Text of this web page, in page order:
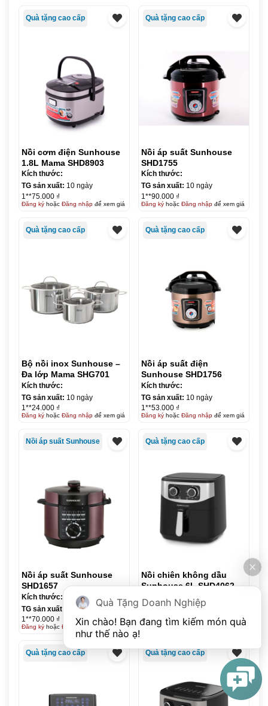
Quà tặng cao cấp
Nồi cơm điện Sunhouse
1.8L Mama SHD8903
Kích thước:
TG sản xuất: 10 ngày
1**75.000 ₫
Đăng kýhoặc Đăng nhậpđể xem giá
Quà tặng cao cấp
Nồi áp suất Sunhouse
SHD1755
Kích thước:
TG sản xuất: 10 ngày
1**90.000 ₫
Đăng kýhoặc Đăng nhậpđể xem giá
Quà tặng cao cấp
Bộ nồi inox Sunhouse –
Đa lớp Mama SHG701
Kích thước:
TG sản xuất: 10 ngày
1**24.000 ₫
Đăng kýhoặc Đăng nhậpđể xem giá
Quà tặng cao cấp
Nồi áp suất điện
Sunhouse SHD1756
Kích thước:
TG sản xuất: 10 ngày
1**53.000 ₫
Đăng kýhoặc Đăng nhậpđể xem giá
Nồi áp suất Sunhouse
Nồi áp suất Sunhouse
SHD1657
Kích thước:
TG sản xuất:
10 ngày
1**70.000 ₫
Đăng kýhoặc Đăng nhập để xem giá
Quà tặng cao cấp
Nồi chiên không dầu
Sunhouse 6L SHD4062
Kích thước:
TG sản xuất:10 ngày
1**75.000 ₫
Đăng ký hoặc Đăng nhập để xem giá
Quà tặng cao cấp Quà tặng cao cấp
Quà Tặng Doanh Nghiệp
Xin chào! Bạn đang tìm kiếm món quà
như thế nào ạ!